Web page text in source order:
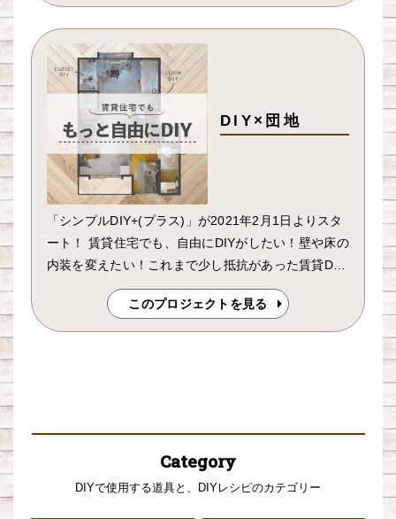
DIY×団地
「シンプルDIY+(プラス)」が2021年2月1日よりスタ
ート！ 賃貸住宅でも、自由にDIYがしたい！壁や床の
内装を変えたい！これまで少し抵抗があった賃貸DIY
のイメージを塗り替える制度がJKK東京より始まりま
このプロジェクトを見る
Category
DIYで使用する道具と、DIYレシピのカテゴリー